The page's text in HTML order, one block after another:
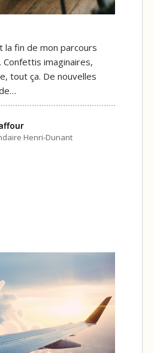
la fin de mon parcours
Confettis imaginaires,
tout ça. De nouvelles
Henri-Dunant